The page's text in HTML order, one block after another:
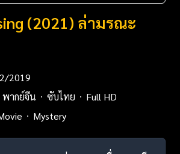
(2021) ล่ามรณะ
2019
พากย์จีน ซับไทย
Full HD
Mystery